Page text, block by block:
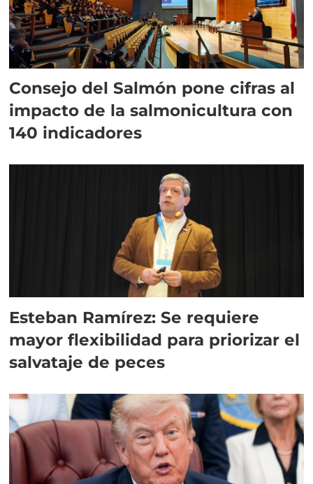
Consejo del Salmón pone cifras al
impacto de la salmonicultura con
140 indicadores
Esteban Ramírez: Se requiere
mayor flexibilidad para priorizar el
salvataje de peces